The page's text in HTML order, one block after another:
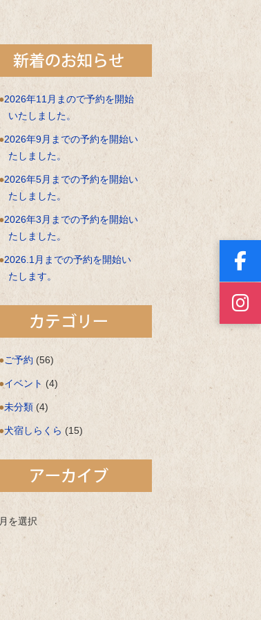
2026年11月まので予約を開始
いたしました。
2026年9月までの予約を開始い
たしました。
2026年5月までの予約を開始い
たしました。
2026年3月までの予約を開始い
たしました。
2026.1月までの予約を開始い
たします。
ご予約 (56)
イベント (4)
未分類 (4)
犬宿しらくら (15)
月を選択